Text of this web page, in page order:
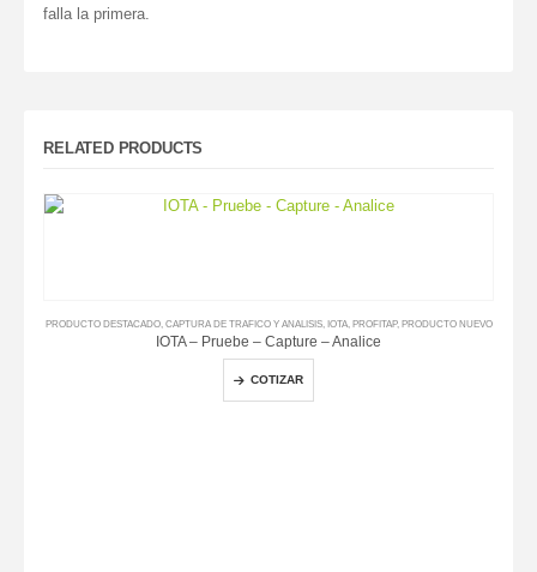
falla la primera.
RELATED PRODUCTS
PRODUCTO DESTACADO, CAPTURA DE TRAFICO Y ANALISIS, IOTA, PROFITAP, PRODUCTO NUEVO
IOTA – Pruebe – Capture – Analice
COTIZAR